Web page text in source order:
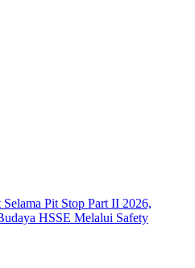
Pit Stop Part II 2026,
HSSE Melalui Safety